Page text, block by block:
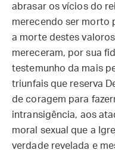
abrasar os vícios do
merecendo ser morto
a morte destes
mereceram, por sua
testemunho da mais
triunfais que reserva
de coragem para
intransigência, aos
moral sexual que a
verdade revelada e